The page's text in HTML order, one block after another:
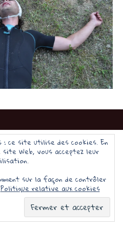
par WordPress
ce site utilise des cookies. En
Web, vous acceptez leur
sur la façon de contrôler
Politique relative aux cookies